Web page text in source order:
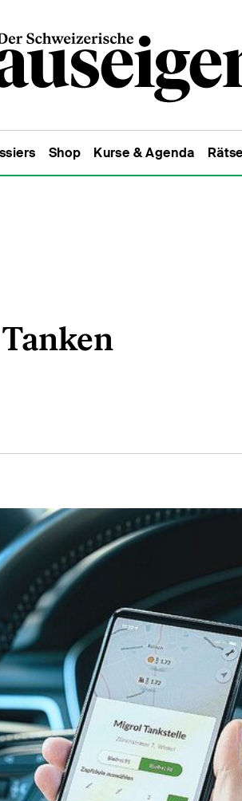
Shop Kurse & Agenda